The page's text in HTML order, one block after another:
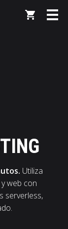
Utiliza
web con
serverless,